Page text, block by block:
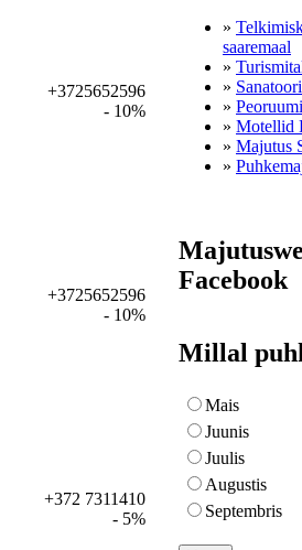
+3725652596
- 10%
+3725652596
- 10%
+372 7311410
- 5%
»
saaremaal
»
»
»
» Motellid
» Majutus
»
Facebook
Millal
Mais
Juunis
Juulis
Augustis
Septembris